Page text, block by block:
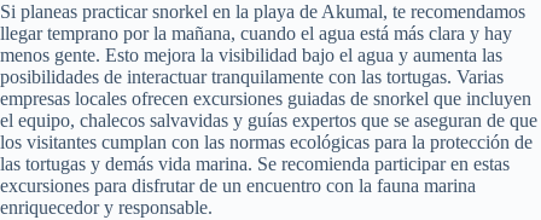
Si planeas practicar snorkel en la playa de Akumal, te recomendamos
llegar temprano por la mañana, cuando el agua está más clara y hay
menos gente. Esto mejora la visibilidad bajo el agua y aumenta las
posibilidades de interactuar tranquilamente con las tortugas. Varias
empresas locales ofrecen excursiones guiadas de snorkel que incluyen
el equipo, chalecos salvavidas y guías expertos que se aseguran de que
los visitantes cumplan con las normas ecológicas para la protección de
las tortugas y demás vida marina. Se recomienda participar en estas
excursiones para disfrutar de un encuentro con la fauna marina
enriquecedor y responsable.